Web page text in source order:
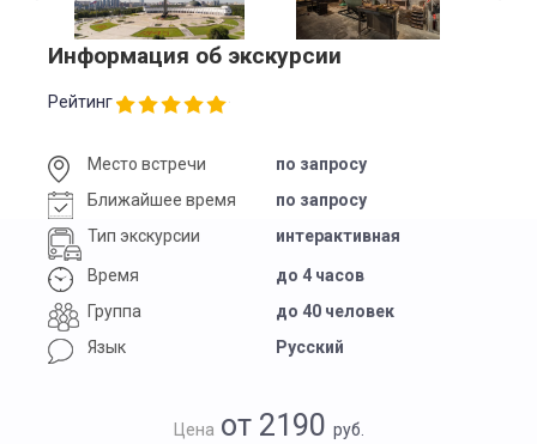
Информация об экскурсии
Рейтинг
Место встречи
по запросу
Ближайшее время
по запросу
Тип экскурсии
интерактивная
Время
до 4 часов
Группа
до 40 человек
Язык
Русский
Цена от 2190 руб.